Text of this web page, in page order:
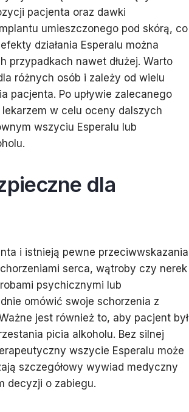
pacjenta oraz dawki
umieszczonego pod skórą, co
działania Esperalu można
przypadkach nawet dłużej. Warto
różnych osób i zależy od wielu
pacjenta. Po upływie zalecanego
w celu oceny dalszych
wszyciu Esperalu lub
dla
i istnieją pewne przeciwwskazania
serca, wątroby czy nerek
psychicznymi lub
omówić swoje schorzenia z
jest również to, aby pacjent był
picia alkoholu. Bez silnej
wszycie Esperalu może
szczegółowy wywiad medyczny
decyzji o zabiegu.